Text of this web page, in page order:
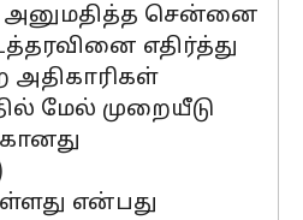
அனுமதித்த சென்னை
எதிர்த்து
மேல் முறையீடு
என்பது